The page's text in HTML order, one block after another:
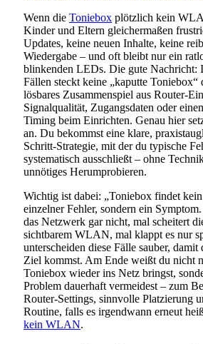
Wenn die Toniebox plötzlich kein
Kinder und Eltern gleichermaßen
Updates, keine neuen Inhalte, keine
Wiedergabe – und oft bleibt nur ein
blinkenden LEDs. Die gute Nachricht:
Fällen steckt keine „kaputte Toniebox“
lösbares Zusammenspiel aus Router-
Signalqualität, Zugangsdaten oder
Timing beim Einrichten. Genau hier
an. Du bekommst eine klare,
Schritt-Strategie, mit der du typische
systematisch ausschließt – ohne
unnötiges Herumprobieren.
Wichtig ist dabei: „Toniebox findet
einzelner Fehler, sondern ein
das Netzwerk gar nicht, mal scheitert
sichtbarem WLAN, mal klappt es nur
unterscheiden diese Fälle sauber,
Ziel kommst. Am Ende weißt du nicht
Toniebox wieder ins Netz bringst,
Problem dauerhaft vermeidest – zum
Router-Settings, sinnvolle Platzierung
Routine, falls es irgendwann erneut
kein WLAN.